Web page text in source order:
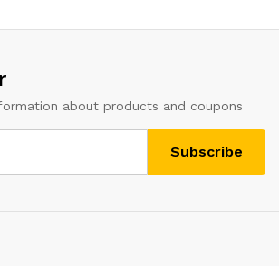
about products and coupons